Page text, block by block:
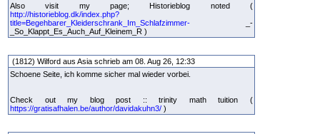
Also visit my page; Historieblog noted (
http://historieblog.dk/index.php?
title=Begehbarer_Kleiderschrank_Im_Schlafzimmer- _-
_So_Klappt_Es_Auch_Auf_Kleinem_R )
(1812) Wilford aus Asia schrieb am 08. Aug 26, 12:33
Schoene Seite, ich komme sicher mal wieder vorbei.
Check out my blog post :: trinity math tuition (
https://gratisafhalen.be/author/davidakuhn3/ )